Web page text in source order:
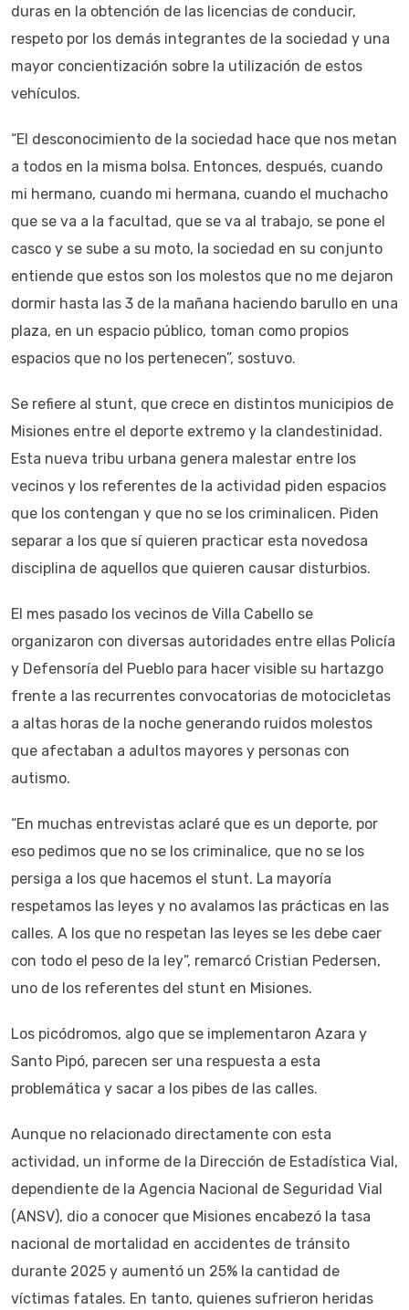
duras en la obtención de las licencias de conducir,
respeto por los demás integrantes de la sociedad y una
mayor concientización sobre la utilización de estos
vehículos.
“El desconocimiento de la sociedad hace que nos metan
a todos en la misma bolsa. Entonces, después, cuando
mi hermano, cuando mi hermana, cuando el muchacho
que se va a la facultad, que se va al trabajo, se pone el
casco y se sube a su moto, la sociedad en su conjunto
entiende que estos son los molestos que no me dejaron
dormir hasta las 3 de la mañana haciendo barullo en una
plaza, en un espacio público, toman como propios
espacios que no los pertenecen”, sostuvo.
Se refiere al stunt, que crece en distintos municipios de
Misiones entre el deporte extremo y la clandestinidad.
Esta nueva tribu urbana genera malestar entre los
vecinos y los referentes de la actividad piden espacios
que los contengan y que no se los criminalicen. Piden
separar a los que sí quieren practicar esta novedosa
disciplina de aquellos que quieren causar disturbios.
El mes pasado los vecinos de Villa Cabello se
organizaron con diversas autoridades entre ellas Policía
y Defensoría del Pueblo para hacer visible su hartazgo
frente a las recurrentes convocatorias de motocicletas
a altas horas de la noche generando ruidos molestos
que afectaban a adultos mayores y personas con
autismo.
“En muchas entrevistas aclaré que es un deporte, por
eso pedimos que no se los criminalice, que no se los
persiga a los que hacemos el stunt. La mayoría
respetamos las leyes y no avalamos las prácticas en las
calles. A los que no respetan las leyes se les debe caer
con todo el peso de la ley”, remarcó Cristian Pedersen,
uno de los referentes del stunt en Misiones.
Los picódromos, algo que se implementaron Azara y
Santo Pipó, parecen ser una respuesta a esta
problemática y sacar a los pibes de las calles.
Aunque no relacionado directamente con esta
actividad, un informe de la Dirección de Estadística Vial,
dependiente de la Agencia Nacional de Seguridad Vial
(ANSV), dio a conocer que Misiones encabezó la tasa
nacional de mortalidad en accidentes de tránsito
durante 2025 y aumentó un 25% la cantidad de
víctimas fatales. En tanto, quienes sufrieron heridas